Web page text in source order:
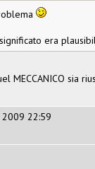
era
MECCANICO sia
2009 22:59